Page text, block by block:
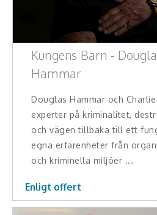
Kungens Barn -
Hammar
Douglas Hammar och
experter på kriminalitet,
och vägen tillbaka till ett
egna erfarenheter från
och kriminella miljöer ...
Enligt offert